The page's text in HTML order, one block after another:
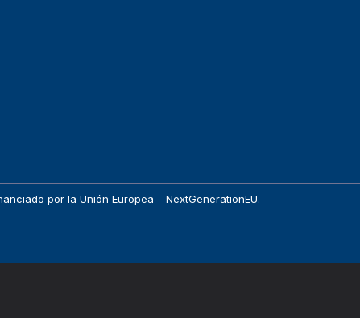
por la Unión Europea – NextGenerationEU.